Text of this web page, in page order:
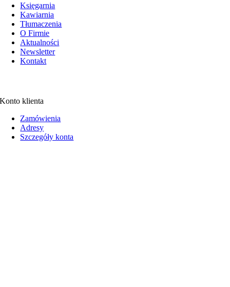
Księgarnia
Kawiarnia
Tłumaczenia
O Firmie
Aktualności
Newsletter
Kontakt
Konto klienta
Zamówienia
Adresy
Szczegóły konta